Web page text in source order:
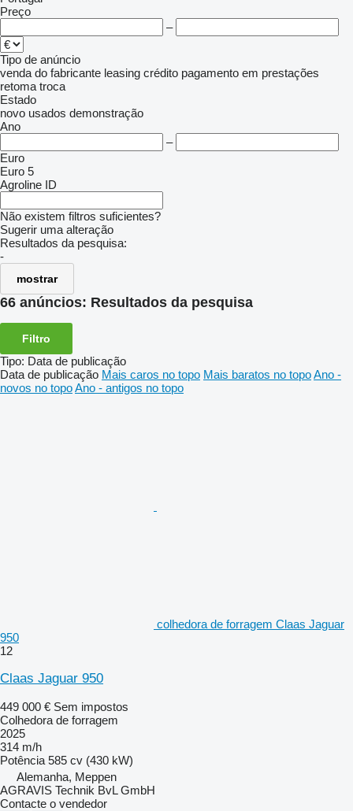
Preço
–
Tipo de anúncio
venda do fabricante leasing crédito pagamento em prestações
retoma troca
Estado
novo usados demonstração
Ano
–
Euro
Euro 5
Agroline ID
Não existem filtros suficientes?
Sugerir uma alteração
Resultados da pesquisa:
-
mostrar
66 anúncios: Resultados da pesquisa
Filtro
Tipo: Data de publicação
Data de publicação Mais caros no topo Mais baratos no topoAno -
novos no topoAno - antigos no topo
colhedora de forragem Claas Jaguar
950
12
Claas Jaguar 950
449 000 € Sem impostos
Colhedora de forragem
2025
314 m/h
Potência 585 cv (430 kW)
Alemanha, Meppen
AGRAVIS Technik BvL GmbH
Contacte o vendedor